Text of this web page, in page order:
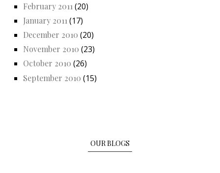
February 2011 (20)
January 2011 (17)
December 2010 (20)
November 2010 (23)
October 2010 (26)
September 2010 (15)
OUR BLOGS